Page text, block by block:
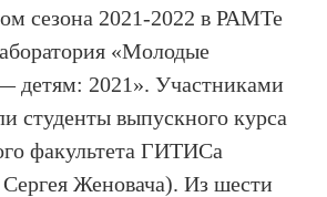
сезона 2021-2022 в РАМТе
«Молодые
детям: 2021». Участниками
студенты выпускного курса
факультета ГИТИСа
Сергея Женовача). Из шести